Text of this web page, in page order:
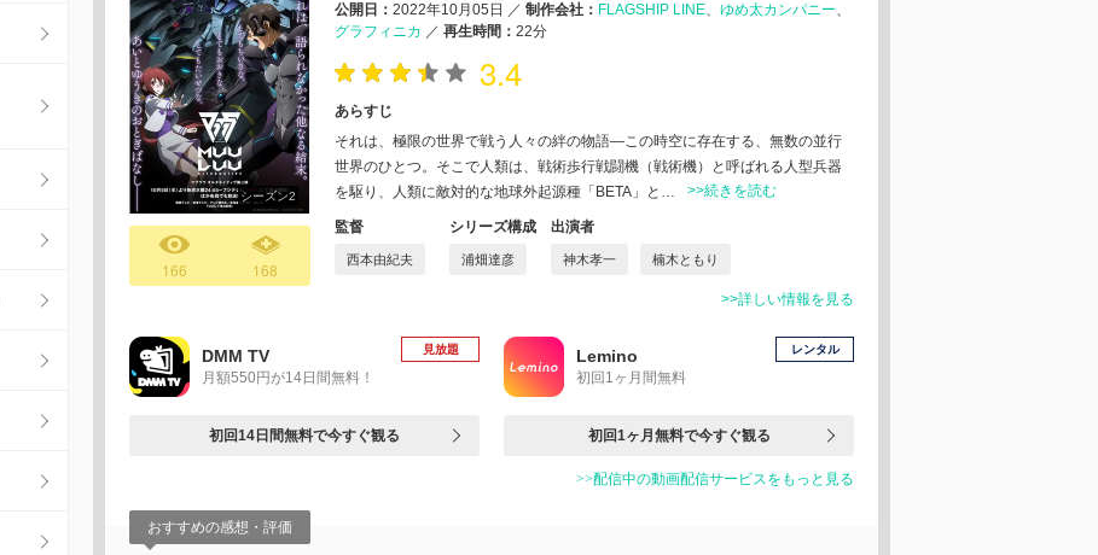
シーズン2
166 168
公開日： 2022年10月05日 ／ 制作会社： FLAGSHIP LINE
ゆめ太カンパニー
グラフィニカ ／ 再生時間： 22分
3.4
あらすじ
それは、極限の世界で戦う人々の絆の物語―この時空に存在する、無数の並行
世界のひとつ。そこで人類は、戦術歩行戦闘機（戦術機）と呼ばれる人型兵器
を駆り、人類に敵対的な地球外起源種「BETA」と…
>>続きを読む
監督
西本由紀夫
シリーズ構成
浦畑達彦
出演者
神木孝一 楠木ともり
>>詳しい情報を見る
DMM TV
月額550円が14日間無料！
見放題
初回14日間無料で今すぐ観る
Lemino
初回1ヶ月間無料
レンタル
初回1ヶ月無料で今すぐ観る
>>配信中の動画配信サービスをもっと見る
おすすめの感想・評価